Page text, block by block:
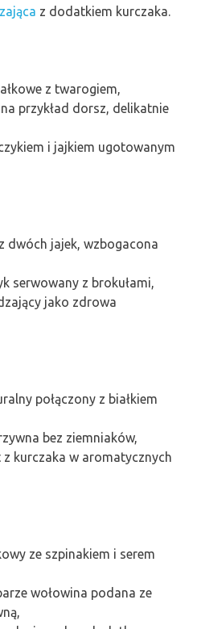
z dodatkiem kurczaka.
z twarogiem,
przykład dorsz, delikatnie
i jajkiem ugotowanym
dwóch jajek, wzbogacona
serwowany z brokułami,
jako zdrowa
połączony z białkiem
bez ziemniaków,
kurczaka w aromatycznych
ze szpinakiem i serem
wołowina podana ze